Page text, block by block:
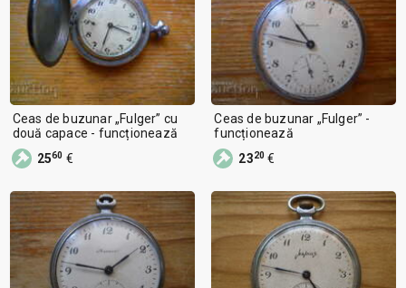
Ceas de buzunar „Fulger” cu
două capace - funcționează
2560 €
Ceas de buzunar „Fulger” -
funcționează
2320 €